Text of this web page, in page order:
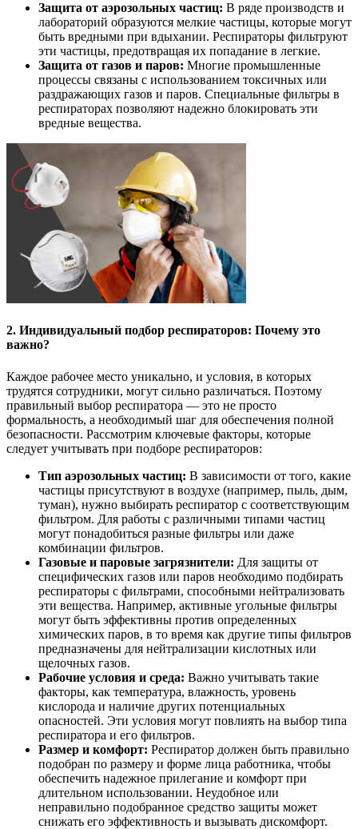
Защита от аэрозольных частиц: В ряде производств и
лабораторий образуются мелкие частицы, которые могут
быть вредными при вдыхании. Респираторы фильтруют
эти частицы, предотвращая их попадание в легкие.
Защита от газов и паров: Многие промышленные
процессы связаны с использованием токсичных или
раздражающих газов и паров. Специальные фильтры в
респираторах позволяют надежно блокировать эти
вредные вещества.
2. Индивидуальный подбор респираторов: Почему это
важно?
Каждое рабочее место уникально, и условия, в которых
трудятся сотрудники, могут сильно различаться. Поэтому
правильный выбор респиратора — это не просто
формальность, а необходимый шаг для обеспечения полной
безопасности. Рассмотрим ключевые факторы, которые
следует учитывать при подборе респираторов:
Тип аэрозольных частиц: В зависимости от того, какие
частицы присутствуют в воздухе (например, пыль, дым,
туман), нужно выбирать респиратор с соответствующим
фильтром. Для работы с различными типами частиц
могут понадобиться разные фильтры или даже
комбинации фильтров.
Газовые и паровые загрязнители: Для защиты от
специфических газов или паров необходимо подбирать
респираторы с фильтрами, способными нейтрализовать
эти вещества. Например, активные угольные фильтры
могут быть эффективны против определенных
химических паров, в то время как другие типы фильтров
предназначены для нейтрализации кислотных или
щелочных газов.
Рабочие условия и среда: Важно учитывать такие
факторы, как температура, влажность, уровень
кислорода и наличие других потенциальных
опасностей. Эти условия могут повлиять на выбор типа
респиратора и его фильтров.
Размер и комфорт: Респиратор должен быть правильно
подобран по размеру и форме лица работника, чтобы
обеспечить надежное прилегание и комфорт при
длительном использовании. Неудобное или
неправильно подобранное средство защиты может
снижать его эффективность и вызывать дискомфорт.